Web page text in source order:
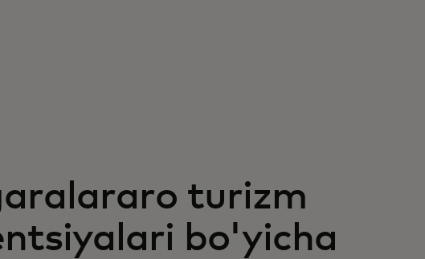
turizm
bo'yicha